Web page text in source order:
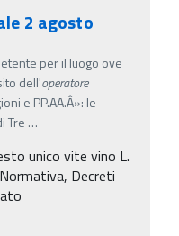
2 agosto
per il luogo ove
dell'operatore
e PP.AA.Â»: le
Tre …
unico vite vino L.
Decreti